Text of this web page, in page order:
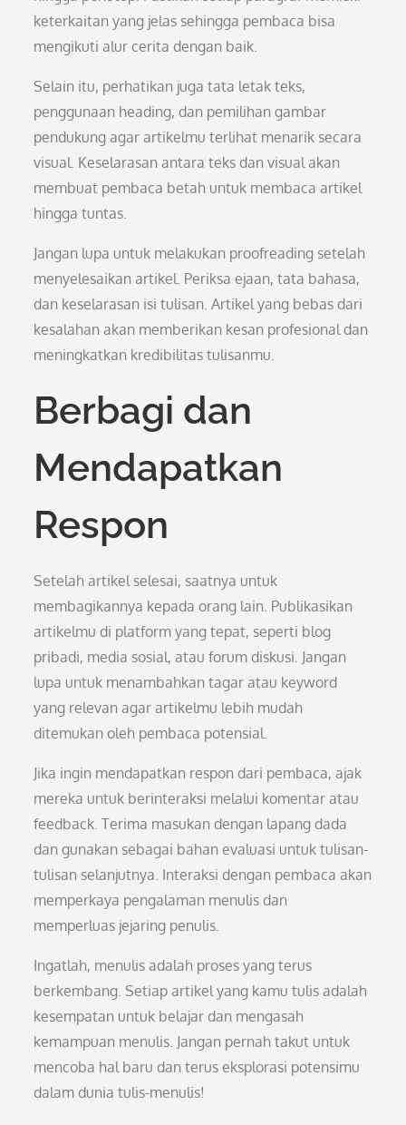
keterkaitan yang jelas sehingga pembaca bisa
mengikuti alur cerita dengan baik.
Selain itu, perhatikan juga tata letak teks,
penggunaan heading, dan pemilihan gambar
pendukung agar artikelmu terlihat menarik secara
visual. Keselarasan antara teks dan visual akan
membuat pembaca betah untuk membaca artikel
hingga tuntas.
Jangan lupa untuk melakukan proofreading setelah
menyelesaikan artikel. Periksa ejaan, tata bahasa,
dan keselarasan isi tulisan. Artikel yang bebas dari
kesalahan akan memberikan kesan profesional dan
meningkatkan kredibilitas tulisanmu.
Berbagi dan
Mendapatkan
Respon
Setelah artikel selesai, saatnya untuk
membagikannya kepada orang lain. Publikasikan
artikelmu di platform yang tepat, seperti blog
pribadi, media sosial, atau forum diskusi. Jangan
lupa untuk menambahkan tagar atau keyword
yang relevan agar artikelmu lebih mudah
ditemukan oleh pembaca potensial.
Jika ingin mendapatkan respon dari pembaca, ajak
mereka untuk berinteraksi melalui komentar atau
feedback. Terima masukan dengan lapang dada
dan gunakan sebagai bahan evaluasi untuk tulisan-
tulisan selanjutnya. Interaksi dengan pembaca akan
memperkaya pengalaman menulis dan
memperluas jejaring penulis.
Ingatlah, menulis adalah proses yang terus
berkembang. Setiap artikel yang kamu tulis adalah
kesempatan untuk belajar dan mengasah
kemampuan menulis. Jangan pernah takut untuk
mencoba hal baru dan terus eksplorasi potensimu
dalam dunia tulis-menulis!